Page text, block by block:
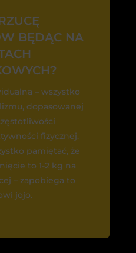
BĘDĄC NA
– wszystko
dopasowanej
fizycznej.
pamiętać, że
to 1-2 kg na
– zapobiega to
jojo.